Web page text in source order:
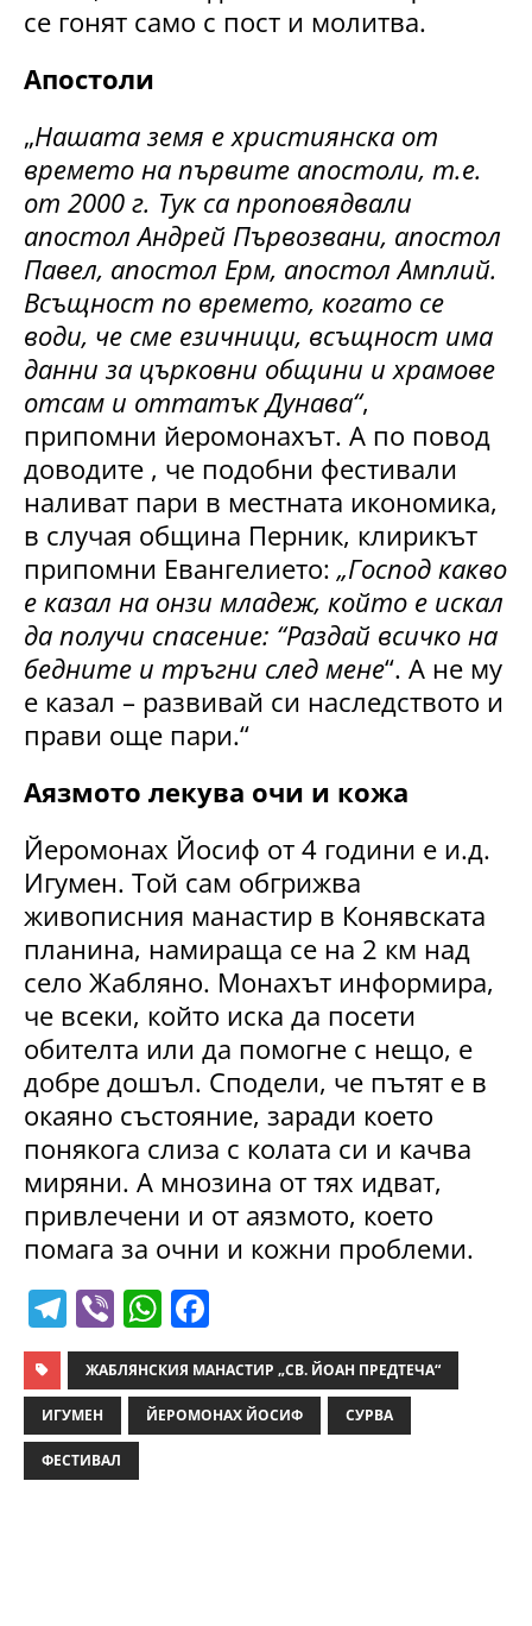
се гонят само с пост и молитва.
Апостоли
„Нашата земя е християнска от
времето на първите апостоли, т.е.
от 2000 г. Тук са проповядвали
апостол Андрей Първозвани, апостол
Павел, апостол Ерм, апостол Амплий.
Всъщност по времето, когато се
води, че сме езичници, всъщност има
данни за църковни общини и храмове
отсам и оттатък Дунава“,
припомни йеромонахът. А по повод
доводите , че подобни фестивали
наливат пари в местната икономика,
в случая община Перник, клирикът
припомни Евангелието: „Господ какво
е казал на онзи младеж, който е искал
да получи спасение: “Раздай всичко на
бедните и тръгни след мене“. А не му
е казал – развивай си наследството и
прави още пари.“
Аязмото лекува очи и кожа
Йеромонах Йосиф от 4 години е и.д.
Игумен. Той сам обгрижва
живописния манастир в Конявската
планина, намираща се на 2 км над
село Жабляно. Монахът информира,
че всеки, който иска да посети
обителта или да помогне с нещо, е
добре дошъл. Сподели, че пътят е в
окаяно състояние, заради което
понякога слиза с колата си и качва
миряни. А мнозина от тях идват,
привлечени и от аязмото, което
помага за очни и кожни проблеми.
T
el
e
gr
a
Vi
b
er
W
h
at
s
a
c
e
ЖАБЛЯНСКИЯ МАНАСТИР „СВ. ЙОАН ПРЕДТЕЧА“
ИГУМЕН ЙЕРОМОНАХ ЙОСИФ СУРВА
ФЕСТИВАЛ